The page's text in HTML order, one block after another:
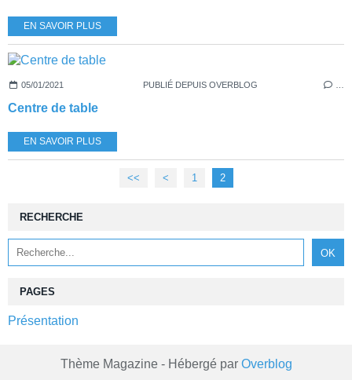
EN SAVOIR PLUS
05/01/2021 PUBLIÉ DEPUIS OVERBLOG
Centre de table
EN SAVOIR PLUS
<< < 1 2
RECHERCHE
PAGES
Présentation
Thème Magazine - Hébergé par Overblog